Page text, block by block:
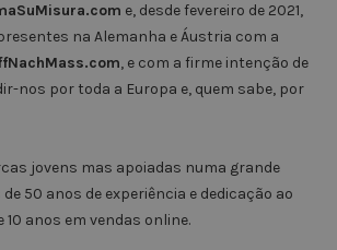
e, desde fevereiro de 2021,
na Alemanha e Áustria com a
, e com a firme intenção de
nos por toda a Europa e, quem sabe, por
jovens mas apoiadas numa grande
50 anos de experiência e dedicação ao
10 anos em vendas online.